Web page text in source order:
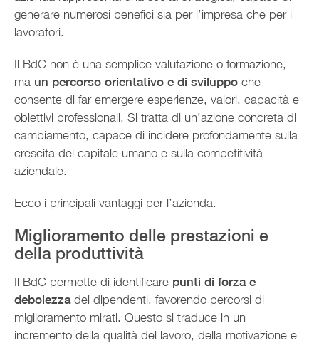
generare numerosi benefici sia per l’impresa che per i
lavoratori.
Il BdC non è una semplice valutazione o formazione,
ma un percorso orientativo e di sviluppo che
consente di far emergere esperienze, valori, capacità e
obiettivi professionali. Si tratta di un’azione concreta di
cambiamento, capace di incidere profondamente sulla
crescita del capitale umano e sulla competitività
aziendale.
Ecco i principali vantaggi per l’azienda.
Miglioramento delle prestazioni e
della produttività
Il BdC permette di identificare punti di forza e
debolezzadei dipendenti, favorendo percorsi di
miglioramento mirati. Questo si traduce in un
incremento della qualità del lavoro, della motivazione e